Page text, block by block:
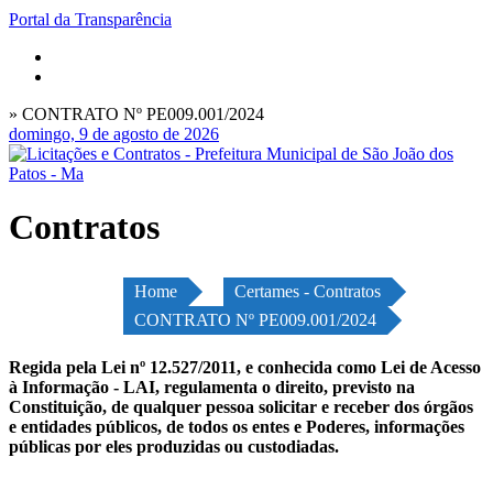
Portal da Transparência
» CONTRATO Nº PE009.001/2024
domingo, 9 de agosto de 2026
Contratos
Home
Certames - Contratos
CONTRATO Nº PE009.001/2024
Regida pela Lei nº 12.527/2011, e conhecida como Lei de Acesso
à Informação - LAI, regulamenta o direito, previsto na
Constituição, de qualquer pessoa solicitar e receber dos órgãos
e entidades públicos, de todos os entes e Poderes, informações
públicas por eles produzidas ou custodiadas.